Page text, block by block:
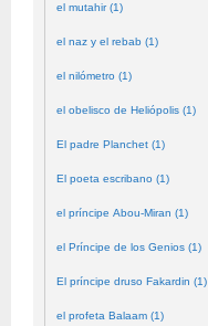
el mutahir (1)
el naz y el rebab (1)
el nilómetro (1)
el obelisco de Heliópolis (1)
El padre Planchet (1)
El poeta escribano (1)
el príncipe Abou-Miran (1)
el Príncipe de los Genios (1)
El príncipe druso Fakardin (1)
el profeta Balaam (1)